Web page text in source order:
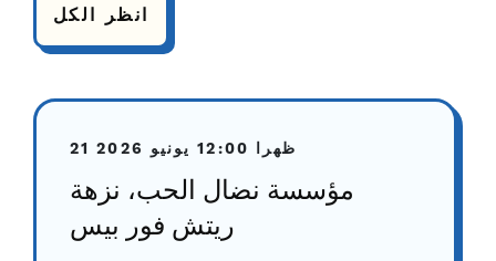
انظر الكل
21 يونيو 2026 12:00 ظهرا
مؤسسة نضال الحب، نزهة
ريتش فور بيس